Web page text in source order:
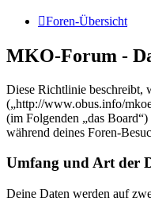
Foren-Übersicht
MKO-Forum -
Diese Richtlinie beschreibt,
(„http://www.obus.info/
(im Folgenden „das
während deines Foren-
Umfang und Art der
Deine Daten werden auf